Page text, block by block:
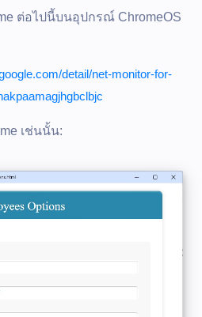
ต่อไปนี้บนอุปกรณ์ ChromeOS
detail/net-monitor-for-
เช่นนั้น: